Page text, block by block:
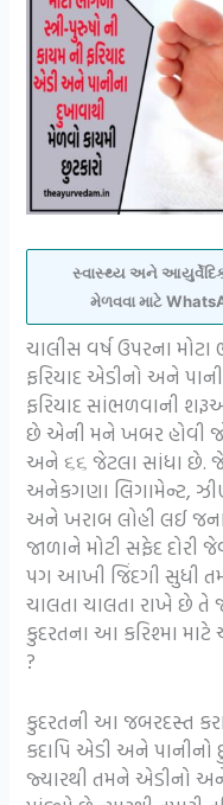
સ્વાસ્થ્ય અને આયુર્વેદિક
મેળવવા માટે
ચાલીસ વર્ષ ઉપરના મોટા
ફરિયાદ એડીનો અને
ફરિયાદ સાંભળવાની
છે એની મને ખબર હોવી
અને ૬૬ જેટલા સાંધા છે.
અનેકગણા લિગામેન્ટ,
અને ખરાબ લોહી લઈ
જાળાને મોટી સફેદ દોરી
પગ આખી જિંદગી સુધી
ચાલતા ચાલતા રાખે છે
કુદરતના આ કરિશ્મા
?
કુદરતની આ જબરદસ્ત
કદાપિ એડી અને
જ્યારથી તમને એડીનો